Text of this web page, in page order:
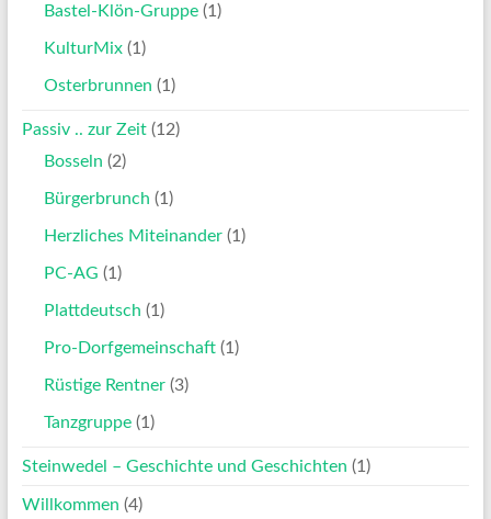
Bastel-Klön-Gruppe(1)
KulturMix(1)
Osterbrunnen (1)
Passiv .. zur Zeit(12)
Bosseln (2)
Bürgerbrunch (1)
Herzliches Miteinander(1)
PC-AG (1)
Plattdeutsch (1)
Pro-Dorfgemeinschaft(1)
Rüstige Rentner(3)
Tanzgruppe(1)
Steinwedel – Geschichte und Geschichten (1)
Willkommen (4)